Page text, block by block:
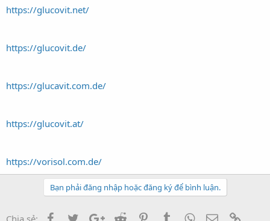
https://glucovit.net/
https://glucovit.de/
https://glucavit.com.de/
https://glucovit.at/
https://vorisol.com.de/
Bạn phải đăng nhập hoặc đăng ký để bình luận.
Chia sẻ: FacebookTwitterGoogle+
Reddit PinterestTumblrWhatsApp
Email